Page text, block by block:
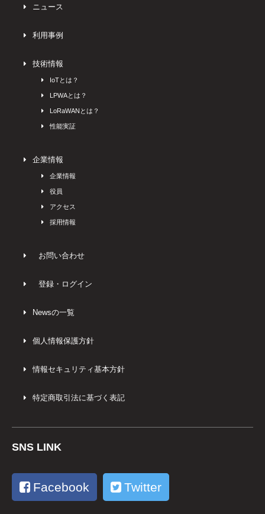
ニュース
利用事例
技術情報
IoTとは？
LPWAとは？
LoRaWANとは？
性能実証
企業情報
企業情報
役員
アクセス
採用情報
お問い合わせ
登録・ログイン
Newsの一覧
個人情報保護方針
情報セキュリティ基本方針
特定商取引法に基づく表記
SNS LINK
Facebook Twitter